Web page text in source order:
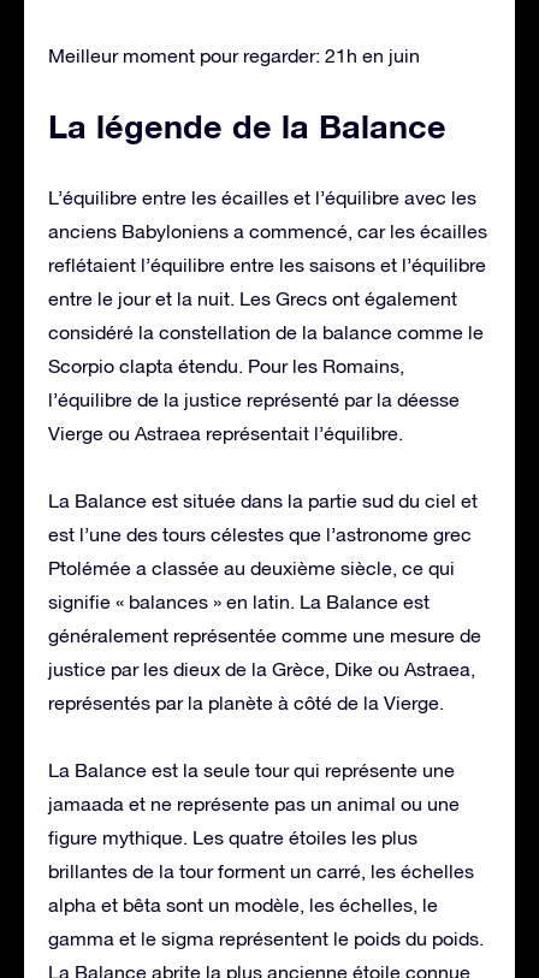
Meilleur moment pour regarder: 21h en juin
La légende de la Balance
L’équilibre entre les écailles et l’équilibre avec les
anciens Babyloniens a commencé, car les écailles
reflétaient l’équilibre entre les saisons et l’équilibre
entre le jour et la nuit. Les Grecs ont également
considéré la constellation de la balance comme le
Scorpio clapta étendu. Pour les Romains,
l’équilibre de la justice représenté par la déesse
Vierge ou Astraea représentait l’équilibre.
La Balance est située dans la partie sud du ciel et
est l’une des tours célestes que l’astronome grec
Ptolémée a classée au deuxième siècle, ce qui
signifie « balances » en latin. La Balance est
généralement représentée comme une mesure de
justice par les dieux de la Grèce, Dike ou Astraea,
représentés par la planète à côté de la Vierge.
La Balance est la seule tour qui représente une
jamaada et ne représente pas un animal ou une
figure mythique. Les quatre étoiles les plus
brillantes de la tour forment un carré, les échelles
alpha et bêta sont un modèle, les échelles, le
gamma et le sigma représentent le poids du poids.
La Balance abrite la plus ancienne étoile connue